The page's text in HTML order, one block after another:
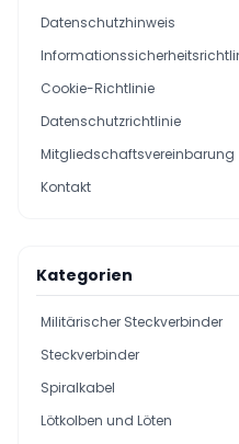
Datenschutzhinweis
Cookie-Richtlinie
Datenschutzrichtlinie
Mitgliedschaftsvereinbarung
Kontakt
Kategorien
Militärischer Steckverbinder
Steckverbinder
Spiralkabel
Lötkolben und Löten